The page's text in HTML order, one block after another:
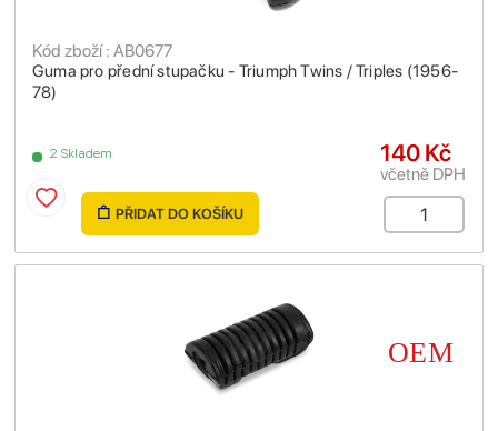
Guma pro přední stupačku - Triumph Twins / Triples (1956-
78)
Kód zboží : AB0677
2 Skladem 140 Kč
včetně DPH
PŘIDAT DO KOŠÍKU